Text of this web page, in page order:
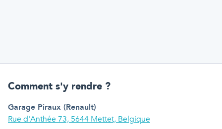
Comment s'y rendre ?
Garage Piraux (Renault)
Rue d'Anthée 73, 5644 Mettet, Belgique